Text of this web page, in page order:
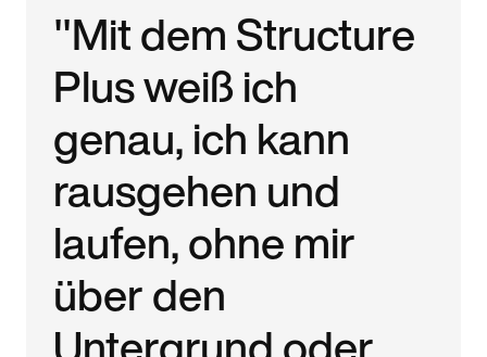
"Mit dem Structure
Plus weiß ich
genau, ich kann
rausgehen und
laufen, ohne mir
über den